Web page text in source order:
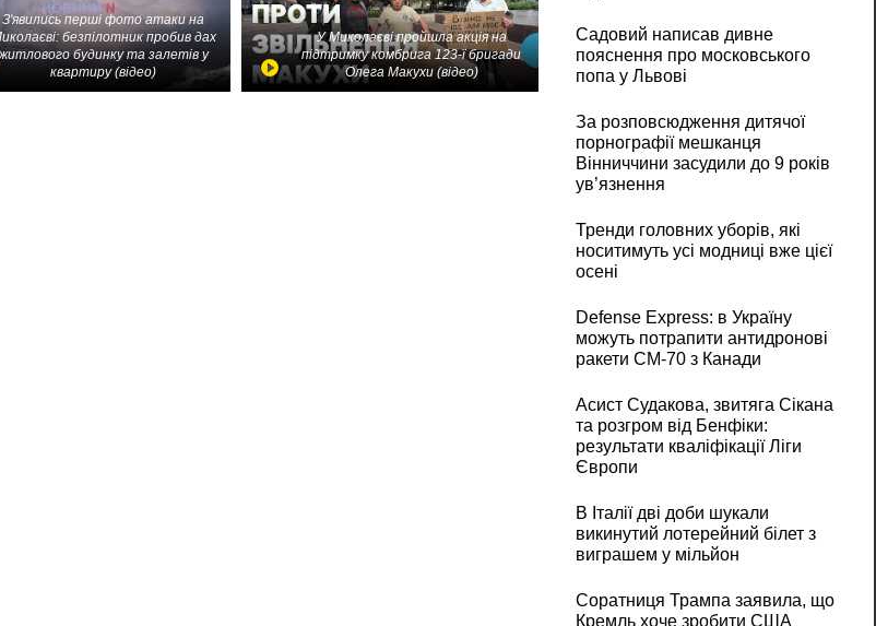
З'явились перші фото атаки на
безпілотник пробив дах
будинку та залетів у
квартиру (відео)
У Миколаєві пройшла акція на
підтримку комбрига 123-ї бригади
Олега Макухи (відео)
Садовий написав дивне
пояснення про московського
попа у Львові
За розповсюдження дитячої
порнографії мешканця
Вінниччини засудили до 9 років
ув’язнення
Тренди головних уборів, які
носитимуть усі модниці вже цієї
осені
Defense Express: в Україну
можуть потрапити антидронові
ракети CM-70 з Канади
Асист Судакова, звитяга Сікана
та розгром від Бенфіки:
результати кваліфікації Ліги
Європи
В Італії дві доби шукали
викинутий лотерейний білет з
виграшем у мільйон
Соратниця Трампа заявила, що
Кремль хоче зробити США